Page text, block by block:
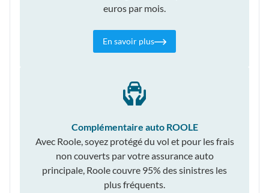
euros par mois.
En savoir plus
Complémentaire auto ROOLE
Avec Roole, soyez protégé du vol et pour les frais
non couverts par votre assurance auto
principale, Roole couvre 95% des sinistres les
plus fréquents.